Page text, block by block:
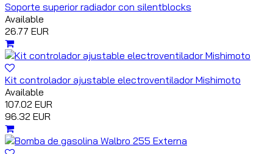
Soporte superior radiador con silentblocks
Available
26.77 EUR
Kit controlador ajustable electroventilador Mishimoto
Available
107.02 EUR
96.32 EUR